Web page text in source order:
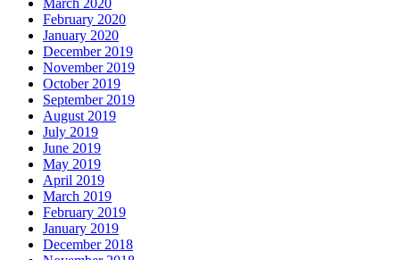
March 2020
February 2020
January 2020
December 2019
November 2019
October 2019
September 2019
August 2019
July 2019
June 2019
May 2019
April 2019
March 2019
February 2019
January 2019
December 2018